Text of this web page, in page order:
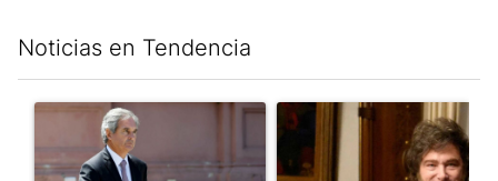
Noticias en Tendencia
Un artículo de tendencia con el título "Las incosistencias de
Un artículo de tendencia con